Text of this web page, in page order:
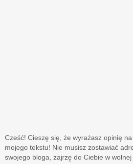
Cześć! Cieszę się, że wyrażasz opinię
mojego tekstu! Nie musisz zostawiać
swojego bloga, zajrzę do Ciebie w wolnej